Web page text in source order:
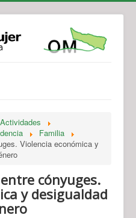
Contacto
Actividades
Familia
Violencia económica y
cónyuges.
y desigualdad